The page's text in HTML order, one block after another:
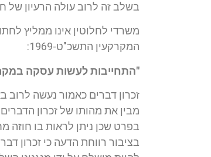
בשלב זה לרוב עולה הרעיון של
משרדי לחלוטין אינו ממליץ
המקרקעין התשכ"ט-1969:
"התחייבות לעשות עסקה
זכרון דברים כאמור נעשה לרוב
מבין את מהותו של זכרון
בפרט שכן ניתן לראות בו חוזה
בציבור רווחת הדעה כי זכרון